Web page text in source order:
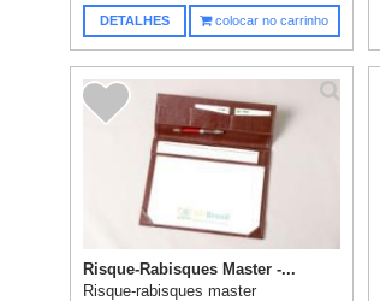
DETALHES colocar no carrinho
Risque-Rabisques Master -...
Risque-rabisques master